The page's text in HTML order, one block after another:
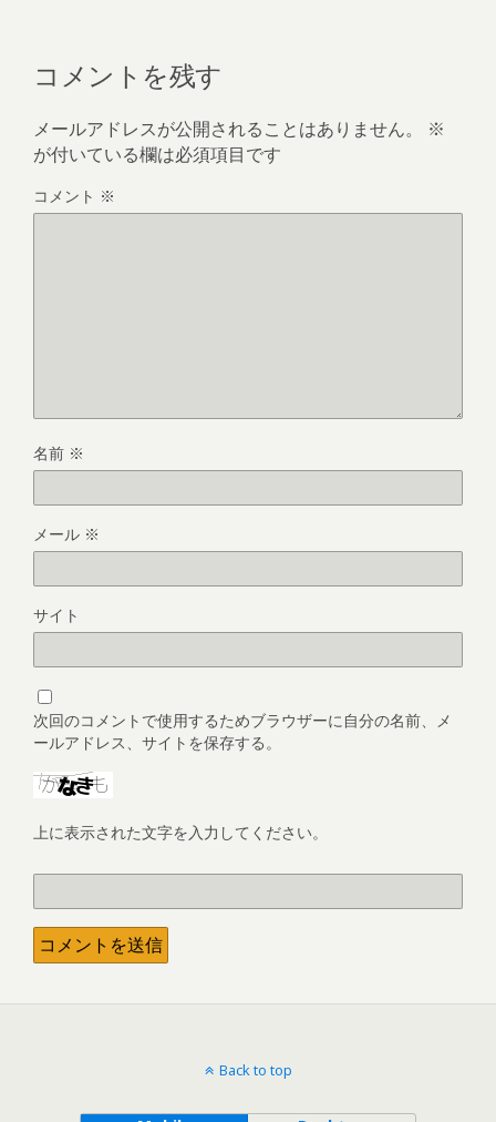
コメントを残す
メールアドレスが公開されることはありません。
※
が付いている欄は必須項目です
コメント ※
名前 ※
メール ※
サイト
次回のコメントで使用するためブラウザーに自分の名前、メ
ールアドレス、サイトを保存する。
上に表示された文字を入力してください。
Back to top